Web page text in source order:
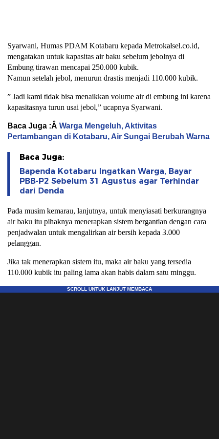
Syarwani, Humas PDAM Kotabaru kepada Metrokalsel.co.id,
mengatakan untuk kapasitas air baku sebelum jebolnya di
Embung tirawan mencapai 250.000 kubik.
Namun setelah jebol, menurun drastis menjadi 110.000 kubik.
” Jadi kami tidak bisa menaikkan volume air di embung ini karena
kapasitasnya turun usai jebol,” ucapnya Syarwani.
Baca Juga :Â Warga Mengeluh, Aktivitas
Pertambangan di Kotabaru, Air Sungai Berubah Warna
Baca Juga:
Bapenda Kotabaru Ingatkan Warga, Bayar
PBB-P2 Sebelum 31 Agustus agar Terhindar
dari Denda
Pada musim kemarau, lanjutnya, untuk menyiasati berkurangnya
air baku itu pihaknya menerapkan sistem bergantian dengan cara
penjadwalan untuk mengalirkan air bersih kepada 3.000
pelanggan.
Jika tak menerapkan sistem itu, maka air baku yang tersedia
110.000 kubik itu paling lama akan habis dalam satu minggu.